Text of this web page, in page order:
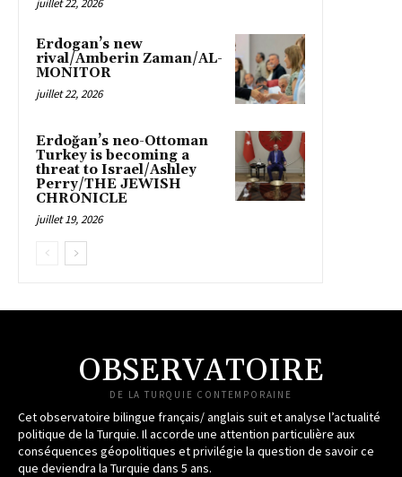
Erdogan’s new
rival/Amberin Zaman/AL-
MONITOR
juillet 22, 2026
Erdoğan’s neo-Ottoman
Turkey is becoming a
threat to Israel/Ashley
Perry/THE JEWISH
CHRONICLE
juillet 19, 2026
OBSERVATOIRE
DE LA TURQUIE CONTEMPORAINE
Cet observatoire bilingue français/ anglais suit et analyse l’actualité
politique de la Turquie. Il accorde une attention particulière aux
conséquences géopolitiques et privilégie la question de savoir ce
que deviendra la Turquie dans 5 ans.